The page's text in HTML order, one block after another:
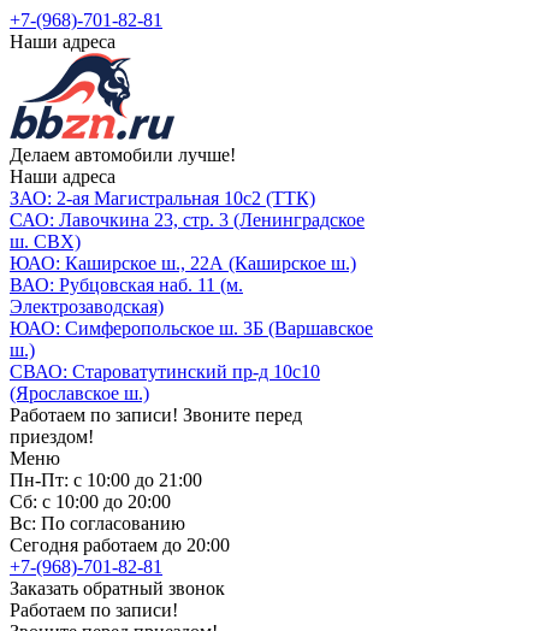
+7-(968)-701-82-81
Наши адреса
Делаем автомобили лучше!
Наши адреса
ЗАО: 2-ая Магистральная 10с2 (ТТК)
САО: Лавочкина 23, стр. 3 (Ленинградское
ш. СВХ)
ЮАО: Каширское ш., 22А (Каширское ш.)
ВАО: Рубцовская наб. 11 (м.
Электрозаводская)
ЮАО: Симферопольское ш. 3Б (Варшавское
ш.)
СВАО: Староватутинский пр-д 10с10
(Ярославское ш.)
Работаем по записи! Звоните перед
приездом!
Меню
Пн-Пт: с 10:00 до 21:00
Сб: с 10:00 до 20:00
Вс: По согласованию
Сегодня работаем до 20:00
+7-(968)-701-82-81
Заказать обратный звонок
Работаем по записи!